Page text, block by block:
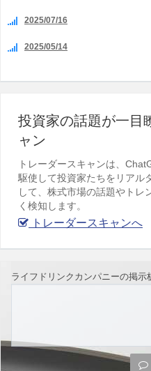
2025/07/16
2025/05/14
投資家の話題が一目
ャン
トレーダースキャンは、
駆使して投資家たちをリアル
して、株式市場の話題やトレ
く検知します。
トレーダースキャンへ
ライフドリンクカンパニーの掲示